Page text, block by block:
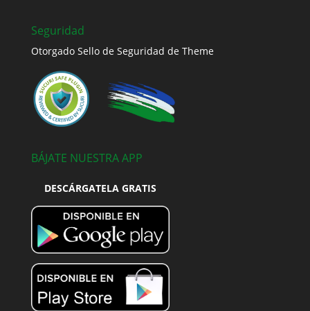
Seguridad
Otorgado Sello de Seguridad de Theme
BÁJATE NUESTRA APP
DESCÁRGATELA GRATIS